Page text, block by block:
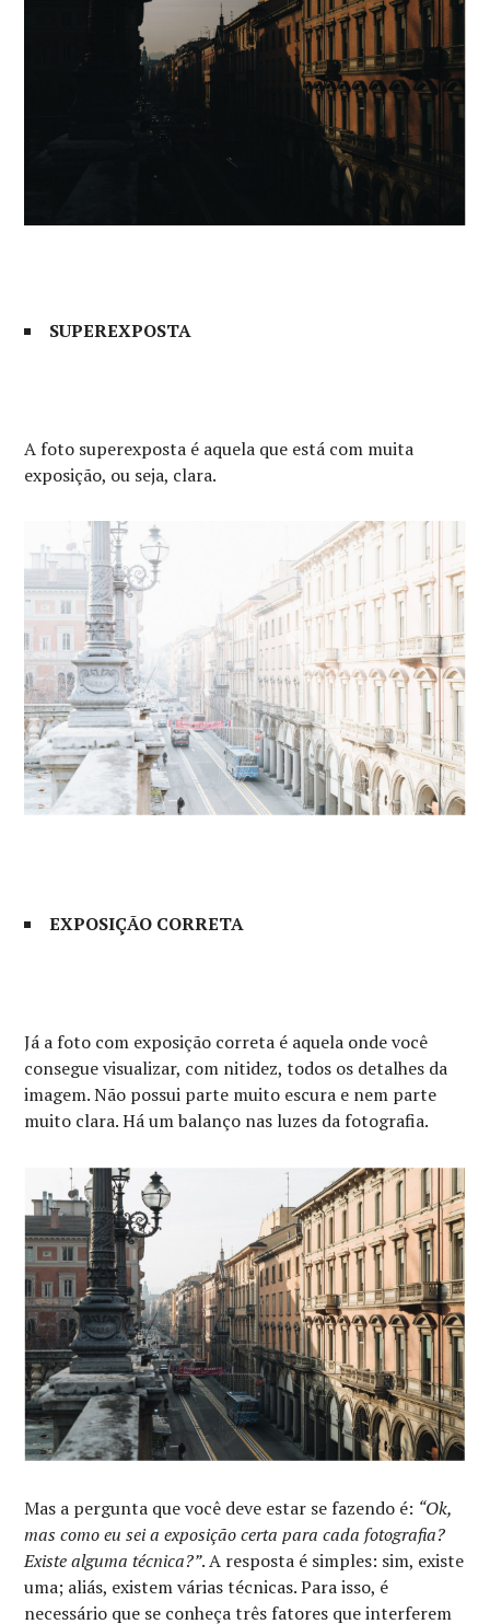
SUPEREXPOSTA
A foto superexposta é aquela que está com muita
exposição, ou seja, clara.
EXPOSIÇÃO CORRETA
Já a foto com exposição correta é aquela onde você
consegue visualizar, com nitidez, todos os detalhes da
imagem. Não possui parte muito escura e nem parte
muito clara. Há um balanço nas luzes da fotografia.
Mas a pergunta que você deve estar se fazendo é: “Ok,
mas como eu sei a exposição certa para cada fotografia?
Existe alguma técnica?”. A resposta é simples: sim, existe
uma; aliás, existem várias técnicas. Para isso, é
necessário que se conheça três fatores que interferem